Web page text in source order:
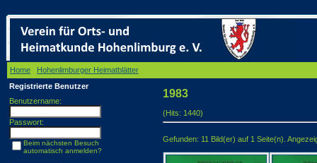
Home Hohenlimburger Heimatblätter
Registrierte Benutzer
Benutzername:
Passwort:
Beim nächsten Besuch
automatisch anmelden?
1983
(Hits: 1440)
Gefunden: 11 Bild(er) auf 1 Seite(n).